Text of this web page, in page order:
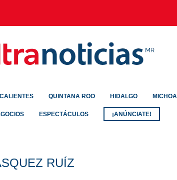
PAGO...
QUINTANA ROO HIDALGO
ESPECTÁCULOS ¡ANÚNCIATE!
RUÍZ